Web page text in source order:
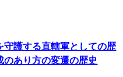
守護する直轄軍としての歴
あり方の変遷の歴史